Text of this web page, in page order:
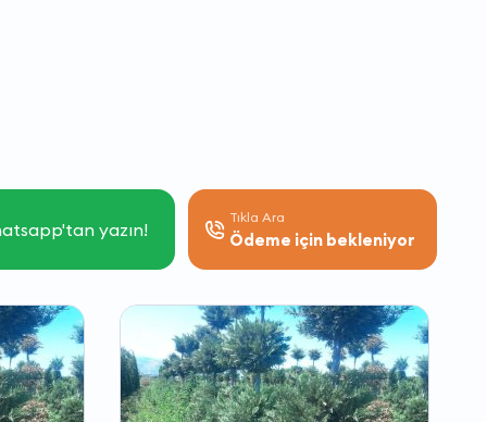
yazın!
Tıkla Ara
Ödeme için bekleniyor